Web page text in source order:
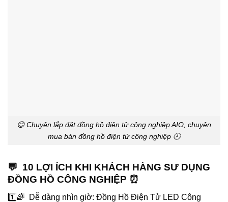
😊 Chuyên lắp đặt đồng hồ điện tử công nghiệp AIO, chuyên
mua bán đồng hồ điện tử công nghiệp 🕗
💬 10 LỢI ÍCH KHI KHÁCH HÀNG SƯ DỤNG
ĐỒNG HỒ CÔNG NGHIỆP ⏰
1️⃣🌈 Dễ dàng nhìn giờ: Đồng Hồ Điện Tử LED Công